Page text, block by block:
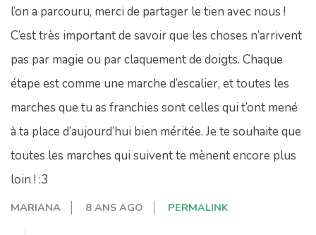
l’on a parcouru, merci de partager le tien avec nous !
C’est très important de savoir que les choses n’arrivent
pas par magie ou par claquement de doigts. Chaque
étape est comme une marche d’escalier, et toutes les
marches que tu as franchies sont celles qui t’ont mené
à ta place d’aujourd’hui bien méritée. Je te souhaite que
toutes les marches qui suivent te mènent encore plus
loin ! :3
MARIANA 8 ANS AGO PERMALINK